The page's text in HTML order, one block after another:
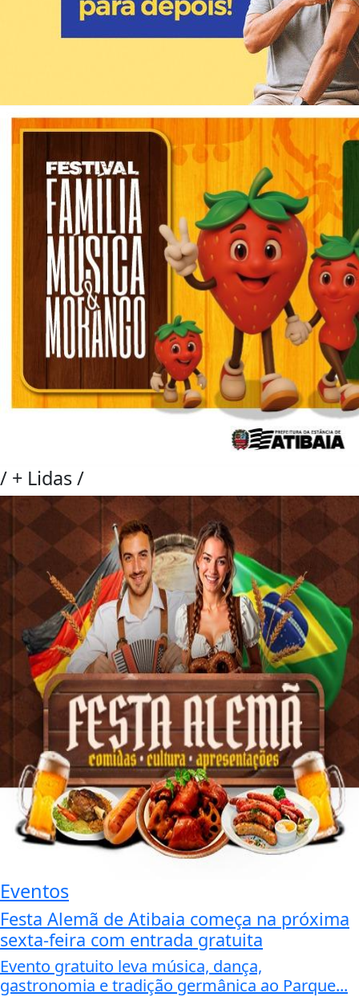
/ + Lidas/
Eventos
Festa Alemã de Atibaia começa na próxima
sexta-feira com entrada gratuita
Evento gratuito leva música, dança,
gastronomia e tradição germânica ao Parque...